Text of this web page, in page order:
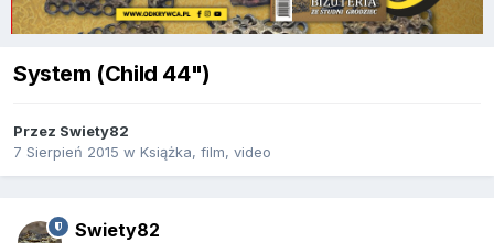
System (Child 44")
Przez Swiety82
7 Sierpień 2015 w Książka, film, video
Swiety82